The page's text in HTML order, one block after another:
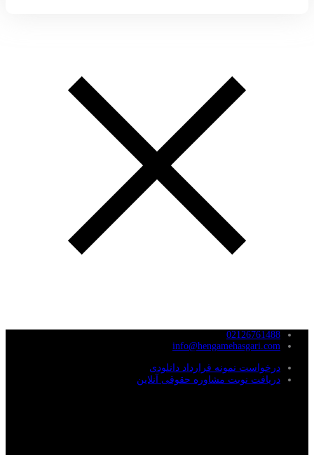
02126761488
info@hengamehasgari.com
درخواست نمونه قرارداد دانلودی
دریافت نوبت مشاوره حقوقی آنلاین